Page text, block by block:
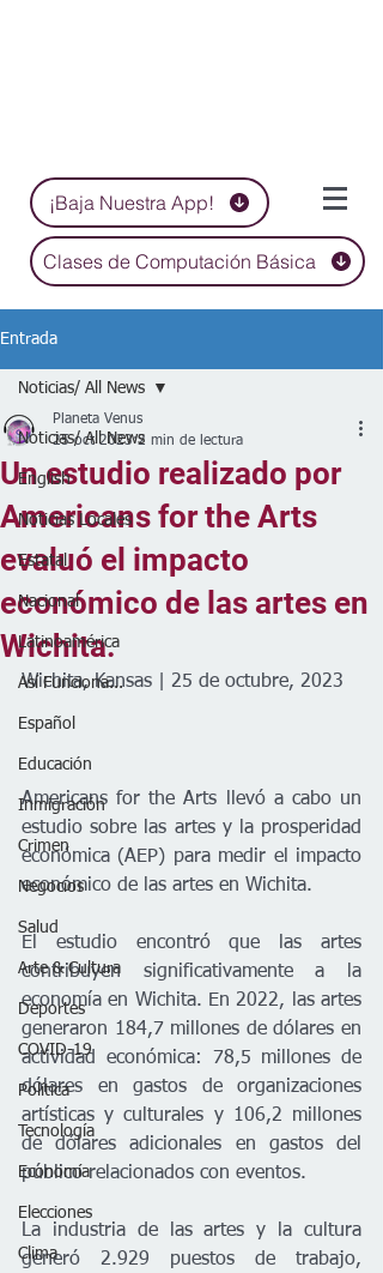
¡Baja Nuestra App!
Clases de Computación Básica
Entrada
Noticias/ All News
English
Noticias Locales
Estatal
Nacional
Latinoamérica
Así Funciona...
Español
Educación
Inmigración
Crimen
Negocios
Salud
Arte & Cultura
Deportes
COVID-19
Política
Tecnología
Economía
Elecciones
Clima
Noticias/ All News
Un estudio realizado por
Americans for the Arts
evaluó el impacto
económico de las artes en
Wichita.
Planeta Venus
25 oct 2023 2 min de lectura
Wichita, Kansas | 25 de octubre, 2023
Americans for the Arts llevó a cabo un
estudio sobre las artes y la prosperidad
económica (AEP) para medir el impacto
económico de las artes en Wichita.
El estudio encontró que las artes
contribuyen significativamente a la
economía en Wichita. En 2022, las artes
generaron 184,7 millones de dólares en
actividad económica: 78,5 millones de
dólares en gastos de organizaciones
artísticas y culturales y 106,2 millones
de dólares adicionales en gastos del
público relacionados con eventos.
La industria de las artes y la cultura
generó 2.929 puestos de trabajo,